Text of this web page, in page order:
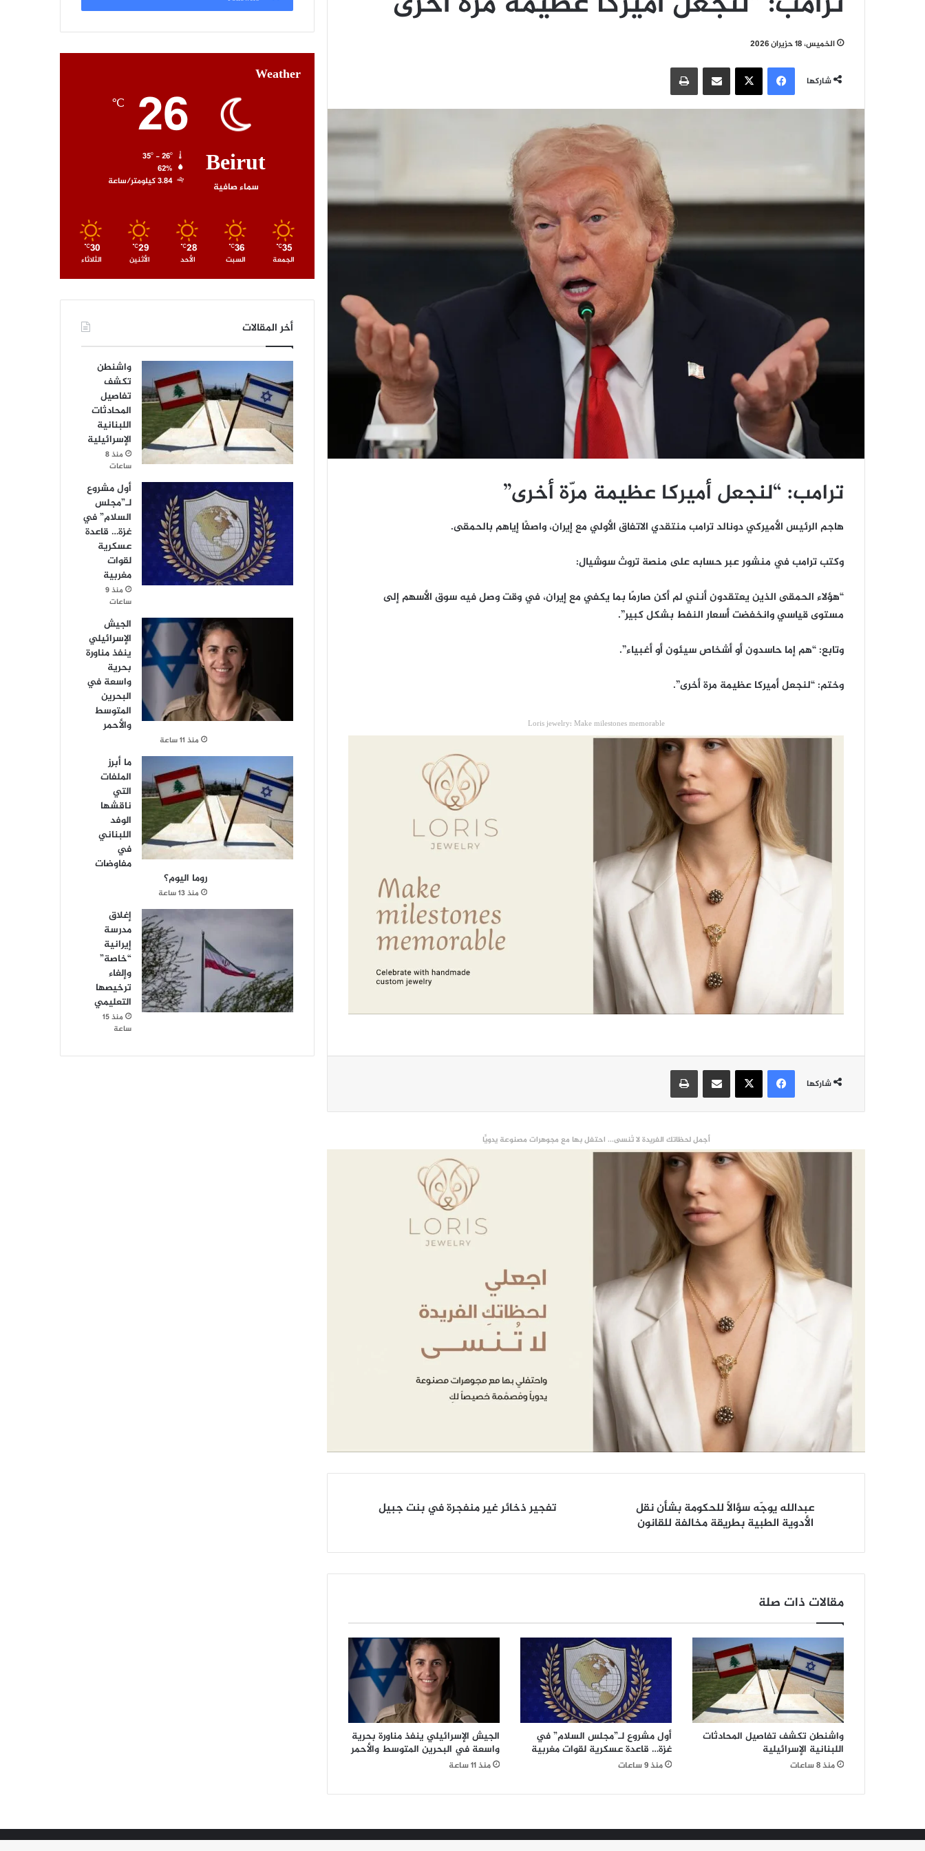
الخميس، 18 حزيران 2026
شاركها
فيسبوك‫X مشاركة عبر البريد طباعة
ترامب: “لنجعل أميركا عظيمة مرّة أخرى”
هاجم الرئيس الأميركي دونالد ترامب منتقدي الاتفاق الأولي مع إيران، واصفًا إياهم بالحمقى.
وكتب ترامب في منشور عبر حسابه على منصة تروث سوشيال:
“هؤلاء الحمقى الذين يعتقدون أنني لم أكن صارمًا بما يكفي مع إيران، في وقت وصل فيه سوق الأسهم إلى
مستوى قياسي وانخفضت أسعار النفط بشكل كبير”.
وتابع: “هم إما حاسدون أو أشخاص سيئون أو أغبياء”.
وختم: “لنجعل أميركا عظيمة مرة أخرى”.
Loris jewelry: Make milestones memorable
شاركها
فيسبوك‫X مشاركة عبر البريد طباعة
أجمل لحظاتك الفريدة لا تُنسى... احتفل بها مع مجوهرات مصنوعة يدويًّا
نقل
الطبية
مخالفة
عبدالله يوجّه سؤالاً للحكومة بشأن نقل
الأدوية الطبية بطريقة مخالفة للقانون
بنت
تفجير ذخائر غير منفجرة في بنت جبيل
مقالات ذات صلة
واشنطن تكشف تفاصيل المحادثات
اللبنانية الإسرائيلية
منذ 8 ساعات
أول مشروع لـ”مجلس السلام” في
غزة… قاعدة عسكرية لقوات مغربية
منذ 9 ساعات
الجيش الإسرائيلي ينفذ مناورة بحرية
واسعة في البحرين المتوسط والأحمر
منذ 11 ساعة
Weather
Beirut
سماء صافية
26
℃
62%
3.84 كيلومتر/ساعة
35
℃
الجمعة
36
℃
السبت
28
℃
الأحد
29
℃
الأثنين
30
℃
الثلاثاء
أخر المقالات
واشنطن
تكشف
تفاصيل
المحادثات
اللبنانية
الإسرائيلية
منذ 8
ساعات
أول مشروع
لـ”مجلس
السلام” في
غزة… قاعدة
عسكرية
لقوات
مغربية
منذ 9
ساعات
الجيش
الإسرائيلي
ينفذ مناورة
بحرية
واسعة في
البحرين
المتوسط
والأحمر
منذ 11 ساعة
ما أبرز
الملفات
التي
ناقشها
الوفد
اللبناني
في
مفاوضات
روما اليوم؟
منذ 13 ساعة
إغلاق
مدرسة
إيرانية
“خاصة”
وإلغاء
ترخيصها
التعليمي
منذ 15
ساعة